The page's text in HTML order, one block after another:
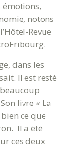
notons
Revue
dans les
Il est resté
livre « La
ce que
Il a été
ces deux